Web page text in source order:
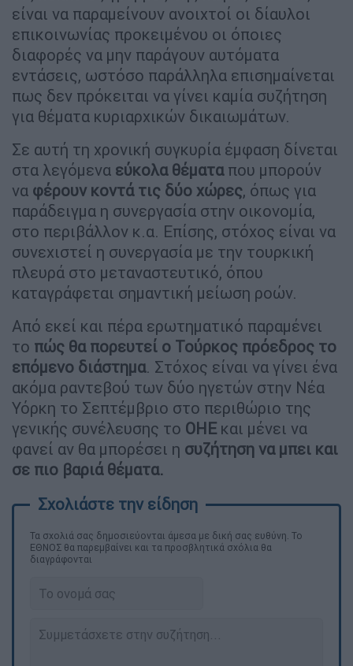
είναι να παραμείνουν ανοιχτοί οι δίαυλοι
επικοινωνίας προκειμένου οι όποιες
διαφορές να μην παράγουν αυτόματα
εντάσεις, ωστόσο παράλληλα επισημαίνεται
πως δεν πρόκειται να γίνει καμία συζήτηση
για θέματα κυριαρχικών δικαιωμάτων.
Σε αυτή τη χρονική συγκυρία έμφαση δίνεται
στα λεγόμενα εύκολα θέματαπου μπορούν
να φέρουν κοντά τις δύο χώρες, όπως για
παράδειγμα η συνεργασία στην οικονομία,
στο περιβάλλον κ.α. Επίσης, στόχος είναι να
συνεχιστεί η συνεργασία με την τουρκική
πλευρά στο μεταναστευτικό, όπου
καταγράφεται σημαντική μείωση ροών.
Από εκεί και πέρα ερωτηματικό παραμένει
το πώς θα πορευτεί ο Τούρκος πρόεδρος το
επόμενο διάστημα. Στόχος είναι να γίνει ένα
ακόμα ραντεβού των δύο ηγετών στην Νέα
Υόρκη το Σεπτέμβριο στο περιθώριο της
γενικής συνέλευσης το ΟΗΕ και μένει να
φανεί αν θα μπορέσει η συζήτηση να μπει και
σε πιο βαριά θέματα.
Τα σχολιά σας δημοσιεύονται άμεσα με δική σας ευθύνη. Το
ΕΘΝΟΣ θα παρεμβαίνει και τα προσβλητικά σχόλια θα
διαγράφονται